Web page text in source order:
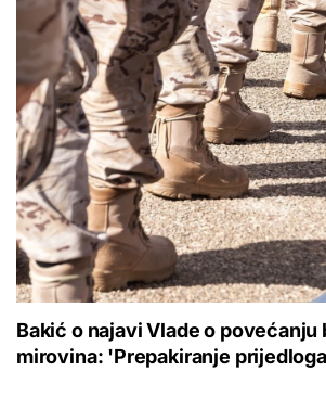
Bakić o najavi Vlade o
mirovina: 'Prepakiranje